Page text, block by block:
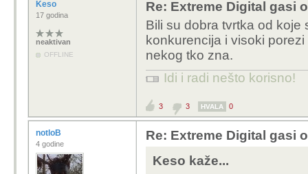
Keso
17 godina
neaktivan
OFFLINE
Re: Extreme Digital gasi
Bili su dobra tvrtka od koje
konkurencija i visoki
nekog tko zna.
Idi i radi nešto korisno!
3 3 HVALA 0
notloB
4 godine
Re: Extreme Digital gasi
Keso kaže...